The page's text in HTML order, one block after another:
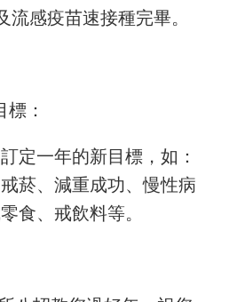
流感疫苗速接種完畢。
：
定一年的新目標，如：
菸、減重成功、慢性病
食、戒飲料等。